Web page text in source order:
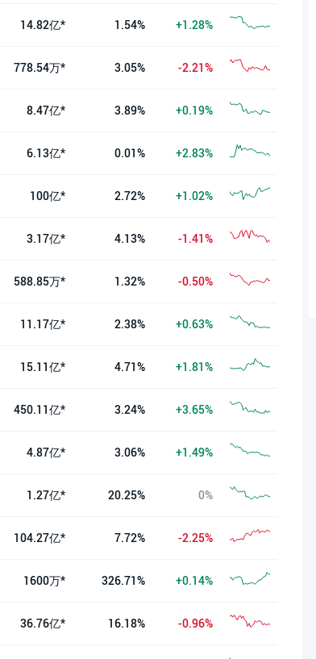
14.82亿* 1.54% +1.28%
778.54万* 3.05% -2.21%
8.47亿* 3.89% +0.19%
6.13亿* 0.01% +2.83%
100亿* 2.72% +1.02%
3.17亿* 4.13% -1.41%
588.85万* 1.32% -0.50%
11.17亿* 2.38% +0.63%
15.11亿* 4.71% +1.81%
450.11亿* 3.24% +3.65%
4.87亿* 3.06% +1.49%
1.27亿* 20.25% 0%
104.27亿* 7.72% -2.25%
1600万* 326.71% +0.14%
36.76亿* 16.18% -0.96%